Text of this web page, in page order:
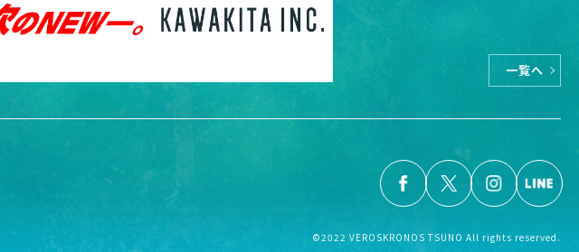
一覧へ
©2022 VEROSKRONOS TSUNO All rights reserved.